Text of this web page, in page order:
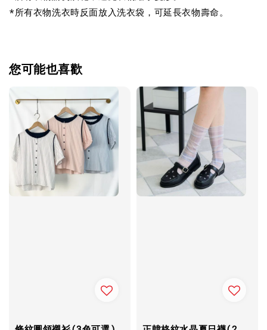
*所有衣物洗衣時反面放入洗衣袋，可延長衣物壽命。
您可能也喜歡